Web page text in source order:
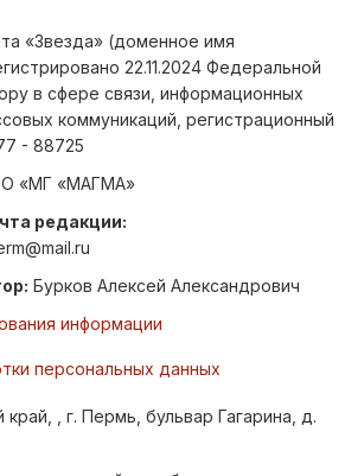
«Звезда» (доменное имя
22.11.2024 Федеральной
в сфере связи, информационных
коммуникаций, регистрационный
- 88725
«МГ «МАГМА»
редакции:
Бурков Алексей Александрович
информации
персональных данных
, г. Пермь, бульвар Гагарина, д.